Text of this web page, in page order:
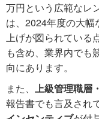
万円という広範なレ
は、2024年度の大
上げが図られている
も含め、業界内でも
向にあります。
また、 上級管理職層
報告書でも言及され